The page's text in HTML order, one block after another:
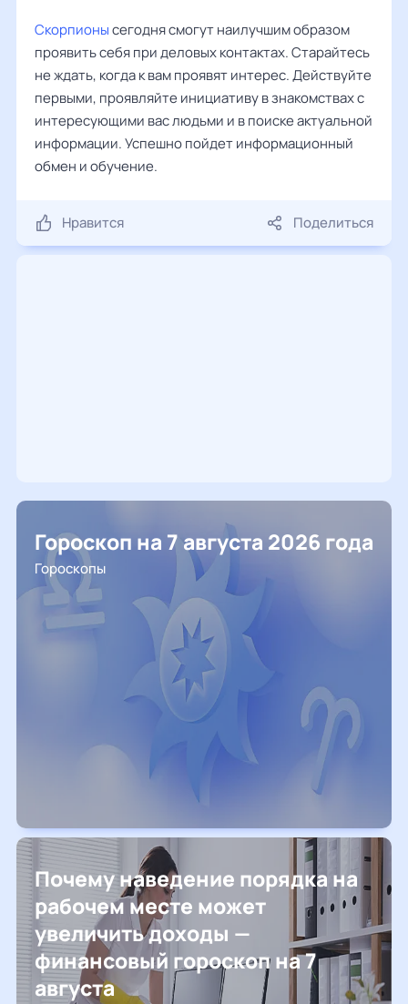
Скорпионысегодня смогут наилучшим образом
проявить себя при деловых контактах. Старайтесь
не ждать, когда к вам проявят интерес. Действуйте
первыми, проявляйте инициативу в знакомствах с
интересующими вас людьми и в поиске актуальной
информации. Успешно пойдет информационный
обмен и обучение.
Нравится Поделиться
Гороскоп на 7 августа 2026 года
Гороскопы
Почему наведение порядка на
рабочем месте может
увеличить доходы —
финансовый гороскоп на 7
августа